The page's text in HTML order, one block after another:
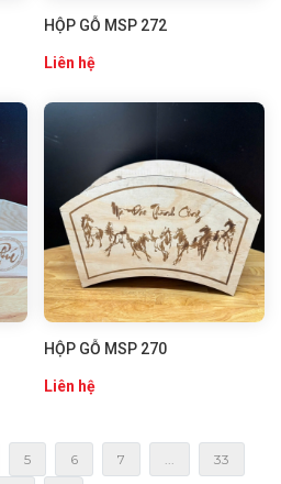
HỘP GỖ MSP 272
Liên hệ
HỘP GỖ MSP 270
Liên hệ
5 6 7 ... 33